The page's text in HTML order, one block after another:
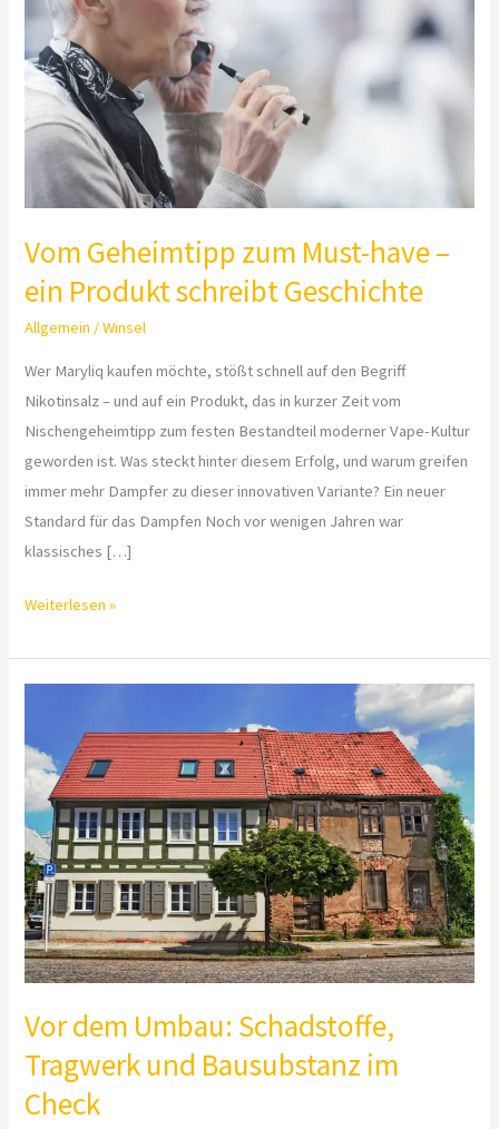
Vom Geheimtipp zum Must-have –
ein Produkt schreibt Geschichte
Allgemein /Winsel
Wer Maryliq kaufen möchte, stößt schnell auf den Begriff
Nikotinsalz – und auf ein Produkt, das in kurzer Zeit vom
Nischengeheimtipp zum festen Bestandteil moderner Vape-Kultur
geworden ist. Was steckt hinter diesem Erfolg, und warum greifen
immer mehr Dampfer zu dieser innovativen Variante? Ein neuer
Standard für das Dampfen Noch vor wenigen Jahren war
klassisches […]
Must-
have
Produkt
schreibt
Geschichte
Weiterlesen »
Vor dem Umbau: Schadstoffe,
Tragwerk und Bausubstanz im
Check
Umbau:
Schadstoffe,
Tragwerk
und
Bausubstanz
im
Check